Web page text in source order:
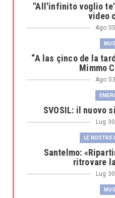
"All'infinito voglio
video
Ago
“A las çinco de la
Mimmo
Ago
SVOSIL: il nuovo
Lug
LE
Santelmo:
ritrovare
Lug